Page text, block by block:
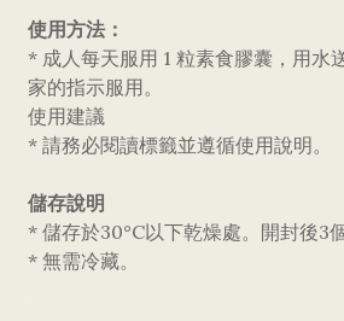
使用方法：
* 成人每天服用 1 粒素食膠囊，用水
家的指示服用。
使用建議
* 請務必閱讀標籤並遵循使用說明。
儲存說明
* 儲存於30°C以下乾燥處。開封後3
* 無需冷藏。